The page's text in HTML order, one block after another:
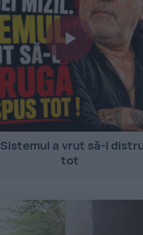
a vrut să-l
tot